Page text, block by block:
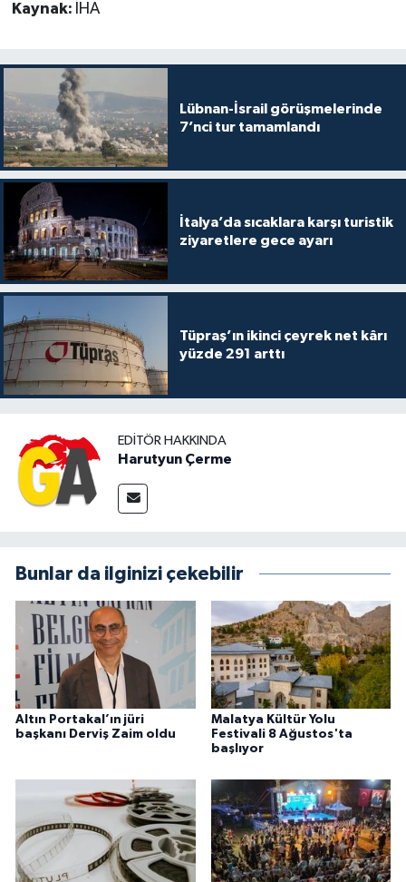
Kaynak: İHA
Lübnan-İsrail görüşmelerinde
7’nci tur tamamlandı
İtalya’da sıcaklara karşı turistik
ziyaretlere gece ayarı
Tüpraş’ın ikinci çeyrek net kârı
yüzde 291 arttı
EDITÖR HAKKINDA
Harutyun Çerme
Bunlar da ilginizi çekebilir
Altın Portakal’ın jüri
başkanı Derviş Zaim oldu
Malatya Kültür Yolu
Festivali 8 Ağustos'ta
başlıyor